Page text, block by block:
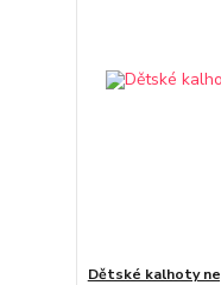
Dětské kalhoty